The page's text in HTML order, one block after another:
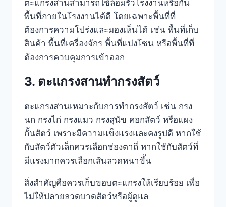
ตะแกรงสานสามารถใช้ล้อมรั้วโรงงานหรือกั้น
พื้นที่ภายในโรงงานได้ดี โดยเฉพาะพื้นที่ที่
ต้องการความโปร่งและมองเห็นได้ เช่น พื้นที่เก็บ
สินค้า พื้นที่เครื่องจักร พื้นที่แบ่งโซน หรือพื้นที่ที่
ต้องการควบคุมการเข้าออก
3. ตะแกรงสานทำกรงสัตว์
ตะแกรงสานเหมาะกับการทำกรงสัตว์ เช่น กรง
นก กรงไก่ กรงแมว กรงสุนัข คอกสัตว์ หรือแผง
กั้นสัตว์ เพราะมีความแข็งแรงและคงรูปดี หากใช้
กับสัตว์ตัวเล็กควรเลือกช่องตาถี่ หากใช้กับสัตว์ที่
มีแรงมากควรเลือกเส้นลวดหนาขึ้น
สิ่งสำคัญคือควรเก็บขอบตะแกรงให้เรียบร้อย เพื่อ
ไม่ให้ปลายลวดบาดสัตว์หรือผู้ดูแล